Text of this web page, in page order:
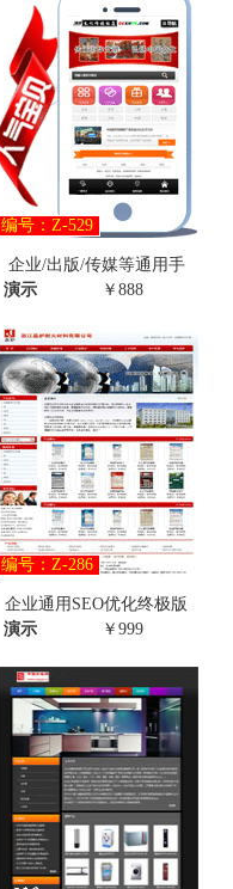
编号：Z-529
企业/出版/传媒等通用手
演示
￥888
编号：Z-286
企业通用SEO优化终极版
演示
￥999